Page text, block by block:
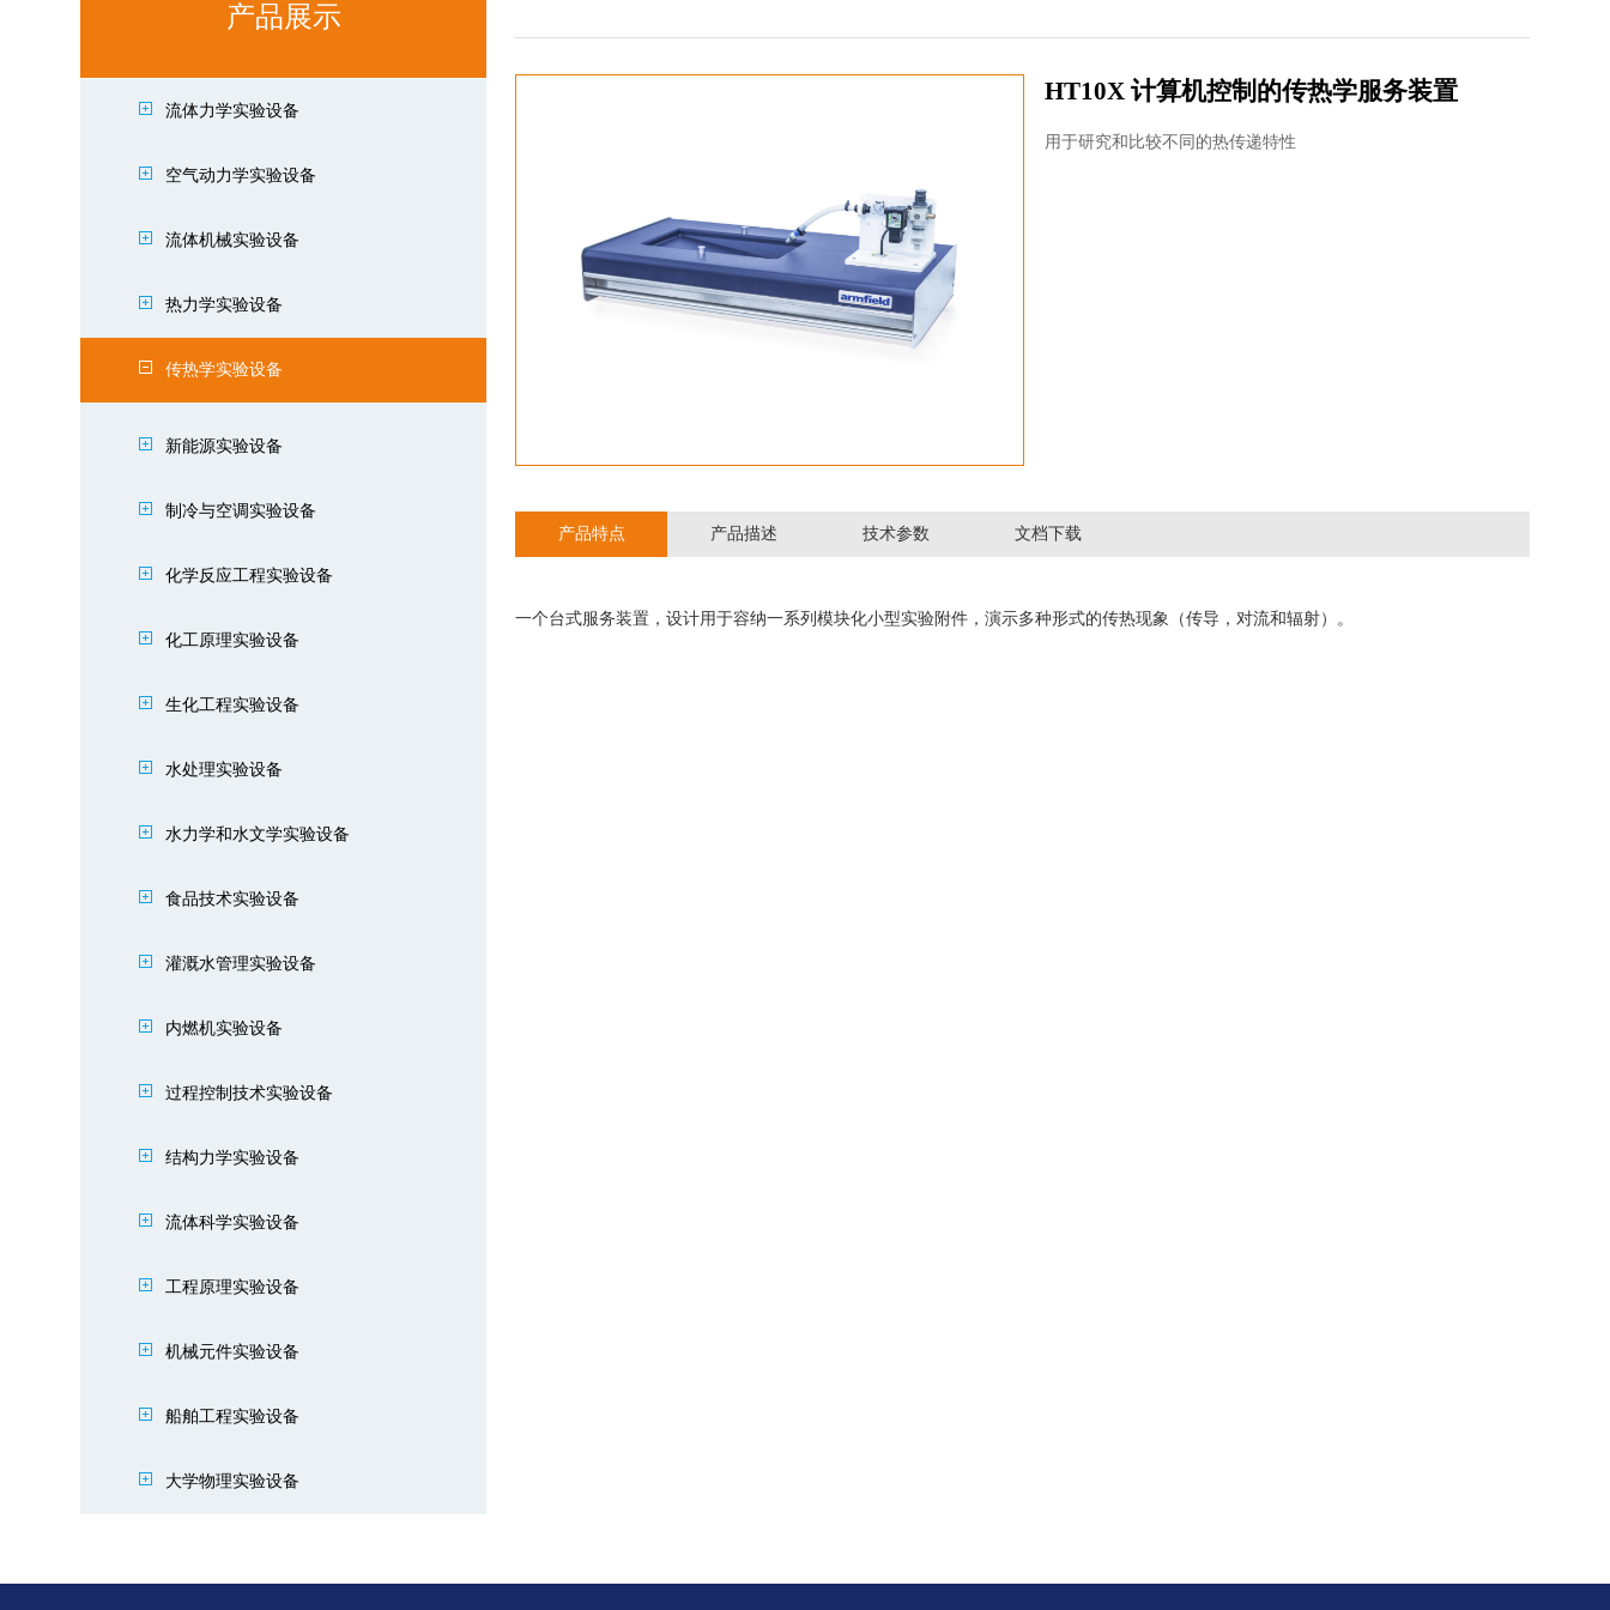
产品展示
流体力学实验设备
空气动力学实验设备
流体机械实验设备
热力学实验设备
传热学实验设备
新能源实验设备
制冷与空调实验设备
化学反应工程实验设备
化工原理实验设备
生化工程实验设备
水处理实验设备
水力学和水文学实验设备
食品技术实验设备
灌溉水管理实验设备
内燃机实验设备
过程控制技术实验设备
结构力学实验设备
流体科学实验设备
工程原理实验设备
机械元件实验设备
船舶工程实验设备
大学物理实验设备
HT10X 计算机控制的传热学服务装置
用于研究和比较不同的热传递特性
产品特点 产品描述 技术参数 文档下载
⼀个台式服务装置，设计⽤于容纳⼀系列模块化⼩型实验附件，演⽰多种形式的传热现象（传导，对流和辐射）。